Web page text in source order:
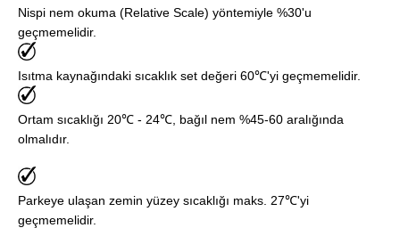
Nispi nem okuma (Relative Scale) yöntemiyle %30'u
geçmemelidir.
Isıtma kaynağındaki sıcaklık set değeri 60℃'yi geçmemelidir.
Ortam sıcaklığı 20℃ - 24℃, bağıl nem %45-60 aralığında
olmalıdır.
Parkeye ulaşan zemin yüzey sıcaklığı maks. 27℃'yi
geçmemelidir.